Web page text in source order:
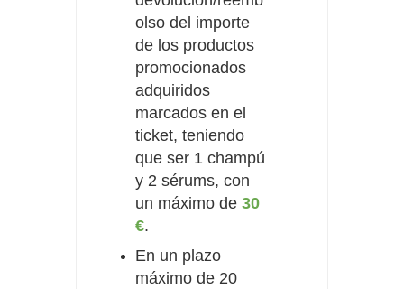
olso del importe
de los productos
promocionados
adquiridos
marcados en el
ticket, teniendo
que ser 1 champú
y 2 sérums, con
un máximo de 30
€.
En un plazo
máximo de 20